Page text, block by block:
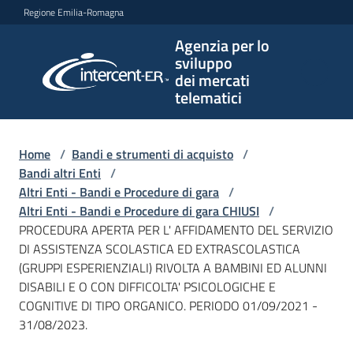
Vai al contenuto
Vai alla navigazione
Vai al footer
Regione Emilia-Romagna
Agenzia per lo
sviluppo
dei mercati
telematici
per lo
sviluppo
telematici
L'Agenzia
Bandi
e
strumenti
Home / Bandi e strumenti di acquisto /
Bandi altri Enti /
Altri Enti - Bandi e Procedure di gara /
Altri Enti - Bandi e Procedure di gara CHIUSI /
PROCEDURA APERTA PER L' AFFIDAMENTO DEL SERVIZIO
DI ASSISTENZA SCOLASTICA ED EXTRASCOLASTICA
(GRUPPI ESPERIENZIALI) RIVOLTA A BAMBINI ED ALUNNI
DISABILI E O CON DIFFICOLTA' PSICOLOGICHE E
COGNITIVE DI TIPO ORGANICO. PERIODO 01/09/2021 -
31/08/2023.